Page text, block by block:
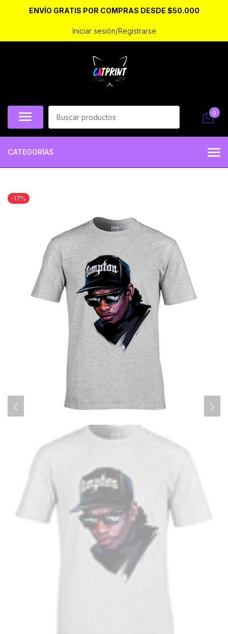
ENVÍO GRATIS POR COMPRAS DESDE $50.000
Iniciar sesión/Registrarse
0
CATEGORÍAS
-17%